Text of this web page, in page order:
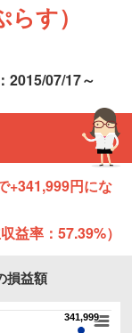
す）
2015/07/17～
+341,999円にな
益率：57.39%）
損益額
341,999
341,999